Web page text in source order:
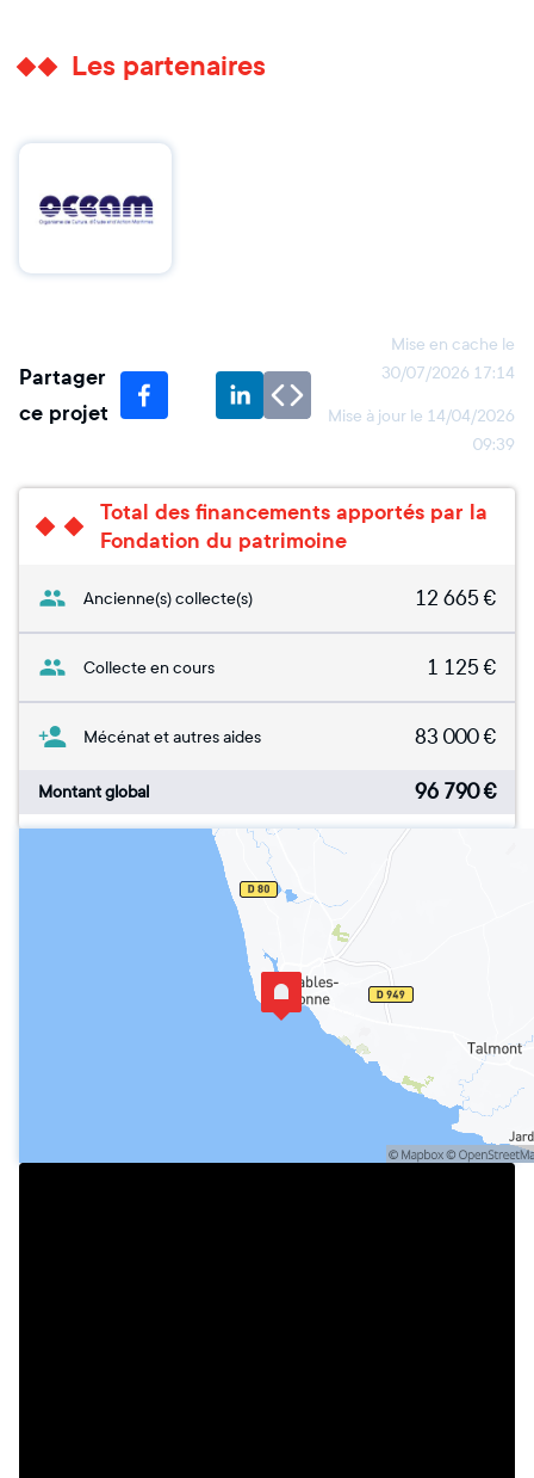
Les partenaires
Partager
ce projet
Mise en cache le
30/07/2026 17:14
Mise à jour le 14/04/2026
09:39
Total des financements apportés par la
Fondation du patrimoine
Ancienne(s) collecte(s) 12 665 €
Collecte en cours 1 125 €
Mécénat et autres aides 83 000€
Montant global 96 790€